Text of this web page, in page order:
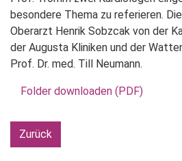
besondere Thema zu referieren.
Oberarzt Henrik Sobzcak von der
der Augusta Kliniken und der
Prof. Dr. med. Till Neumann.
Folder downloaden (PDF)
Zurück